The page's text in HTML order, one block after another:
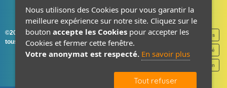
©2026-2027 France Accastillage
tous droits réservés
Mentions légales
Politique de confidentialité
Contact / Plan
Nous utilisons des Cookies pour vous garantir la
meilleure expérience sur notre site. Cliquez sur le
bouton accepte les Cookies pour accepter les
Cookies et fermer cette fenêtre.
Votre anonymat est respecté. En savoir plus
Tout refuser